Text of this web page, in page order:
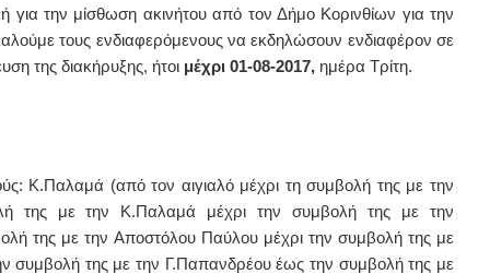
για την μίσθωση ακινήτου από τον Δήμο Κορινθίων για την
τους ενδιαφερόμενους να εκδηλώσουν ενδιαφέρον σε
της διακήρυξης, ήτοι μέχρι 01-08-2017, ημέρα Τρίτη.
Κ.Παλαμά (από τον αιγιαλό μέχρι τη συμβολή της με την
της με την Κ.Παλαμά μέχρι την συμβολή της με την
της με την Αποστόλου Παύλου μέχρι την συμβολή της με
της με την Γ.Παπανδρέου έως την συμβολή της με